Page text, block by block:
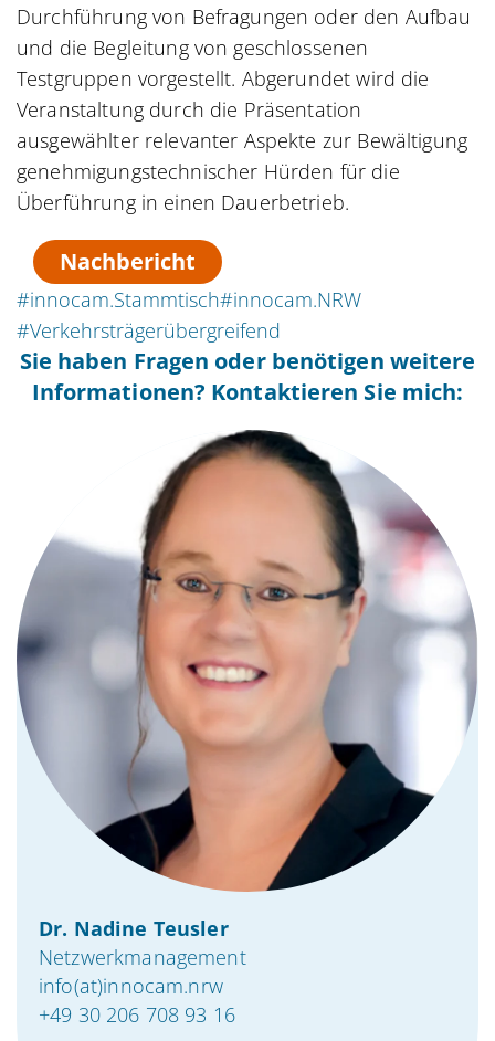
Durchführung von Befragungen oder den Aufbau
und die Begleitung von geschlossenen
Testgruppen vorgestellt. Abgerundet wird die
Veranstaltung durch die Präsentation
ausgewählter relevanter Aspekte zur Bewältigung
genehmigungstechnischer Hürden für die
Überführung in einen Dauerbetrieb.
Nachbericht
#innocam.Stammtisch#innocam.NRW
#Verkehrsträgerübergreifend
Sie haben Fragen oder benötigen weitere
Informationen? Kontaktieren Sie mich:
Dr. Nadine Teusler
Netzwerkmanagement
info(at)innocam.nrw
+49 30 206 708 93 16